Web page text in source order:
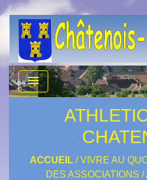
menu
ACCUEIL/VIVRE AU
DES ASSOCIATIONS /